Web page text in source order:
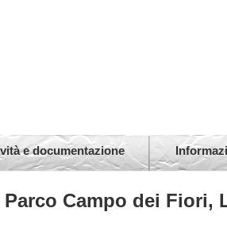
e documentazione
Campo dei Fiori,